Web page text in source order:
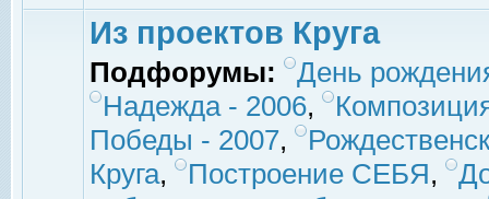
Из проектов Круга
Подфорумы:
День
Надежда - 2006,
Победы - 2007,
Круга, Построение СЕБЯ,